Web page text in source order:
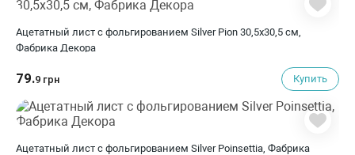
Ацетатный лист с фольгированием Silver Pion 30,5х30,5 см,
Фабрика Декора
79.9 грн Купить
Ацетатный лист с фольгированием Silver Poinsettia, Фабрика